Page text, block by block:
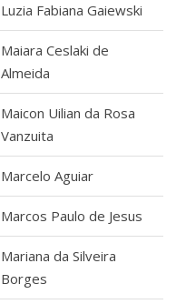
Luzia Fabiana Gaiewski
Maiara Ceslaki de
Almeida
Maicon Uilian da Rosa
Vanzuita
Marcelo Aguiar
Marcos Paulo de Jesus
Mariana da Silveira
Borges